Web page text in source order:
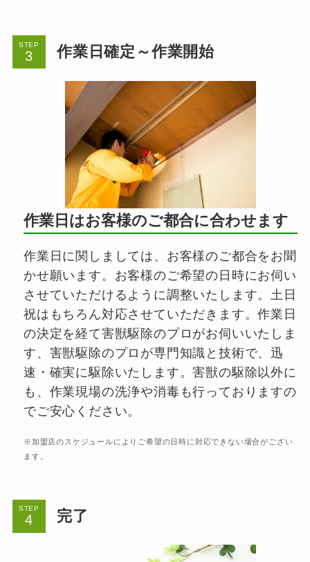
STEP 作業日確定～作業開始
作業日はお客様のご都合に合わせます
作業⽇に関しましては、お客様のご都合をお聞
かせ願います。お客様のご希望の⽇時にお伺い
させていただけるように調整いたします。⼟⽇
祝はもちろん対応させていただきます。作業日
の決定を経て害獣駆除のプロがお伺いいたしま
す、害獣駆除のプロが専門知識と技術で、迅
速・確実に駆除いたします。害獣の駆除以外に
も、作業現場の洗浄や消毒も行っておりますの
でご安心ください。
※加盟店のスケジュールによりご希望の日時に対応できない場合がござい
ます。
STEP 完了